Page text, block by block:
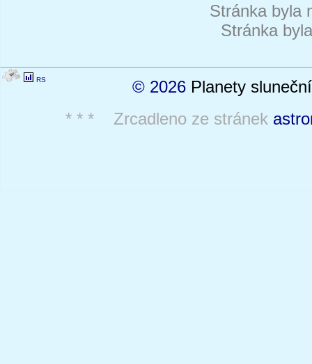
Stránka byla
Stránka
RS © 2026 Planety
* * * Zrcadleno ze stránek